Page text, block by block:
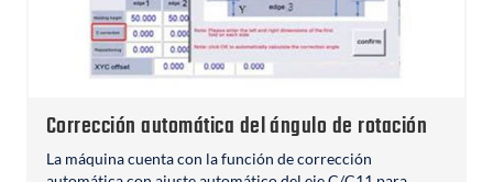
Corrección automática del ángulo de rotación
La máquina cuenta con la función de corrección